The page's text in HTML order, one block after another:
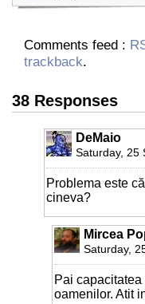
Comments feed :
trackback.
38 Responses
DeMaio
Saturday, 25
Problema este
cineva?
Mircea
Saturday,
Pai
oamenilor. Atit